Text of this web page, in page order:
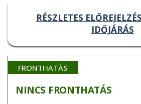
RÉSZLETES
IDŐJÁRÁS
FRONTHATÁS
NINCS FRONTHATÁS